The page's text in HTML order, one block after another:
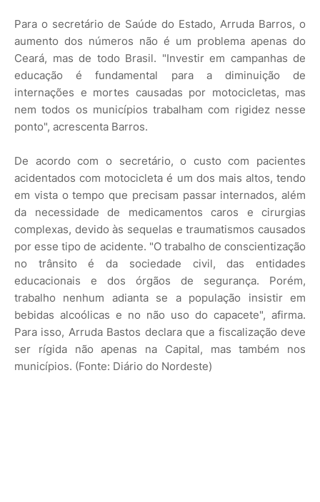
Para o secretário de Saúde do Estado, Arruda Barros, o
aumento dos números não é um problema apenas do
Ceará, mas de todo Brasil. "Investir em campanhas de
educação é fundamental para a diminuição de
internações e mortes causadas por motocicletas, mas
nem todos os municípios trabalham com rigidez nesse
ponto", acrescenta Barros.
De acordo com o secretário, o custo com pacientes
acidentados com motocicleta é um dos mais altos, tendo
em vista o tempo que precisam passar internados, além
da necessidade de medicamentos caros e cirurgias
complexas, devido às sequelas e traumatismos causados
por esse tipo de acidente. "O trabalho de conscientização
no trânsito é da sociedade civil, das entidades
educacionais e dos órgãos de segurança. Porém,
trabalho nenhum adianta se a população insistir em
bebidas alcoólicas e no não uso do capacete", afirma.
Para isso, Arruda Bastos declara que a fiscalização deve
ser rígida não apenas na Capital, mas também nos
municípios. (Fonte: Diário do Nordeste)